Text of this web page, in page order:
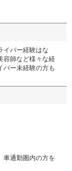
イバー経験はな
容師など様々な経
バー未経験の方も
車通勤圏内の方を